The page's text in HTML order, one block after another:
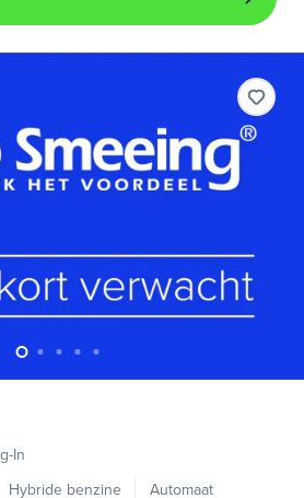
In
Hybride benzine
Automaat